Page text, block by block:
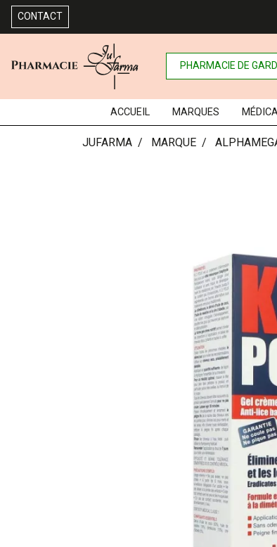
CONTACT
PHARMACIE DE
ACCUEIL MARQUES
JUFARMA MARQUE